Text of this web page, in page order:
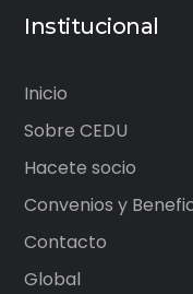
Institucional
Inicio
Sobre CEDU
Hacete socio
Convenios y
Contacto
Global